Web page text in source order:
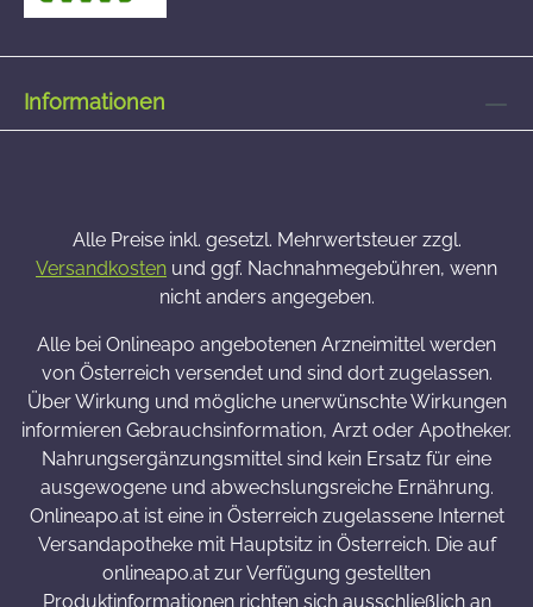
Informationen
Alle Preise inkl. gesetzl. Mehrwertsteuer zzgl.
Versandkosten und ggf. Nachnahmegebühren, wenn
nicht anders angegeben.
Alle bei Onlineapo angebotenen Arzneimittel werden
von Österreich versendet und sind dort zugelassen.
Über Wirkung und mögliche unerwünschte Wirkungen
informieren Gebrauchsinformation, Arzt oder Apotheker.
Nahrungsergänzungsmittel sind kein Ersatz für eine
ausgewogene und abwechslungsreiche Ernährung.
Onlineapo.at ist eine in Österreich zugelassene Internet
Versandapotheke mit Hauptsitz in Österreich. Die auf
onlineapo.at zur Verfügung gestellten
Produktinformationen richten sich ausschließlich an